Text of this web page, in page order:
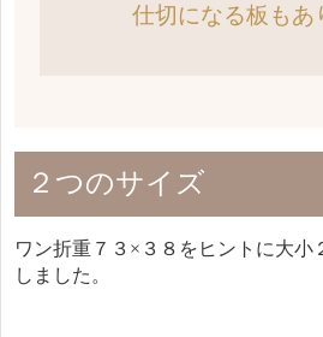
仕切になる板もあ
２つのサイズ
ワン折重７３×３８をヒントに大小
しました。